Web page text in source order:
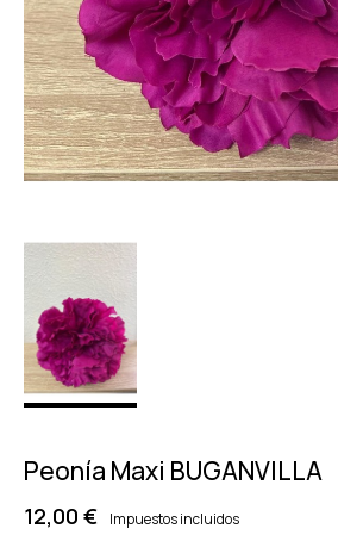
Peonía Maxi BUGANVILLA
12,00 € Impuestos incluidos